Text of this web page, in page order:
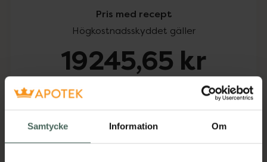
Samtycke Information Om
Pris med recept
Högkostnadsskyddet gäller
19245,65 kr
Köp via ditt recept